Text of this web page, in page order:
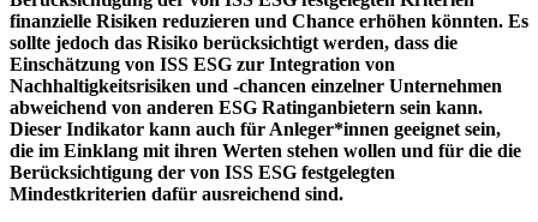
finanzielle Risiken reduzieren und Chance erhöhen könnten. Es
sollte jedoch das Risiko berücksichtigt werden, dass die
Einschätzung von ISS ESG zur Integration von
Nachhaltigkeitsrisiken und -chancen einzelner Unternehmen
abweichend von anderen ESG Ratinganbietern sein kann.
Dieser Indikator kann auch für Anleger*innen geeignet sein,
die im Einklang mit ihren Werten stehen wollen und für die die
Berücksichtigung der von ISS ESG festgelegten
Mindestkriterien dafür ausreichend sind.